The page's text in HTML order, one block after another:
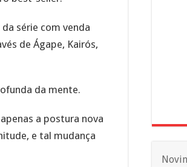
série com venda
de Ágape, Kairós,
da mente.
a postura nova
e tal mudança